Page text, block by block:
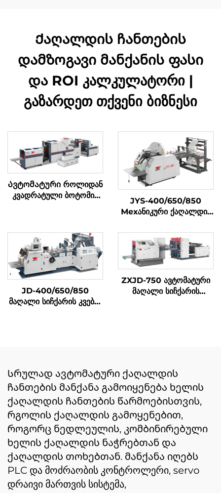
Ქაღალდის ჩანთების
დამზოგავი მანქანის ფასი
და ROI კალკულატორი |
გაზარდეთ თქვენი ბიზნესი
Ავტომატური როლიდან
კვადრატული ბოტომის
JYS-400/650/850
Мехანიკური ქაღალდის
JD-400/650/850
მაღალი სიჩქარის კვების
ZXJD-750 ავტომატური
მაღალი სიჩქარის
Სრულად ავტომატური ქაღალდის
ჩანთების მანქანა გამოიყენება ხელის
ქაღალდის ჩანთების წარმოებისთვის,
რგოლის ქაღალდის გამოყენებით,
როგორც ნედლეულის, კომბინირებული
ხელის ქაღალდის ნაჭრებთან და
ქაღალდის თოხებთან. მანქანა იღებს
PLC და მოძრაობის კონტროლერი, servo
დრაივი მართვის სისტემა,